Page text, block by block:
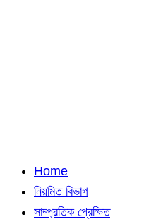
Home
নিয়মিত বিভাগ
সাম্প্রতিক প্রেক্ষিত